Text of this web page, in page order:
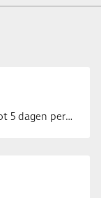
VERKOOPMEDEWERKER HORLOGES 4 tot 5 dagen per week Heb jij een passie voor …